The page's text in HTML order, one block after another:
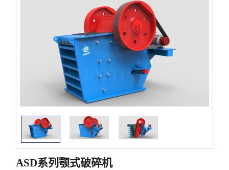
ASD系列颚式破碎机